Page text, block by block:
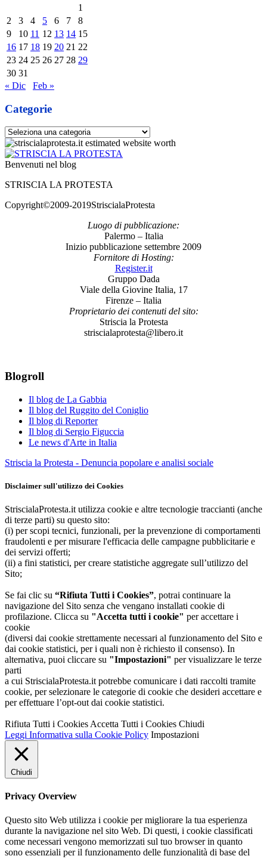
1
2
3 4 5 6 7
8
9
10 11 12 13 14 15
16 17 18 19 20 21 22
23 24 25 26 27 28 29
30 31
« Dic
Feb »
Categorie
Categorie
Benvenuti nel blog
STRISCIA LA PROTESTA
Copyright©2009-2019StriscialaProtesta
Luogo di pubblicazione:
Palermo – Italia
Inizio pubblicazione settembre 2009
Fornitore di Hosting:
Register.it
Gruppo Dada
Viale della Giovine Italia, 17
Firenze – Italia
Proprietario dei contenuti del sito:
Striscia la Protesta
striscialaprotesta@libero.it
Blogroll
Il blog de La Gabbia
Il blog del Ruggito del Coniglio
Il blog di Reporter
Il blog di Sergio Figuccia
Le news d'Arte in Italia
Striscia la Protesta - Denuncia popolare e analisi sociale
Disclaimer sull'utilizzo dei Cookies
StriscialaProtesta.it utilizza cookie e altre tecnologie traccianti (anche
di terze parti) su questo sito:
(i) per scopi tecnici, funzionali, per la prevenzione di comportamenti
fraudolenti e per misurare l'efficacia delle campagne pubblicitarie e
dei servizi offerti;
(ii) a fini statistici, per creare statistiche aggregate sull’utilizzo del
Sito;
Se fai clic su “Rifiuta Tutti i Cookies”, potrai continuare la
navigazione del Sito senza che vengano installati cookie di
profilazione. Clicca su "Accetta tutti i cookie" per accettare i
cookie
(diversi dai cookie strettamente necessari al funzionamento del Sito e
dai cookie statistici, per i quali non è richiesto il consenso). In
alternativa, puoi cliccare su "Impostazioni" per visualizzare le terze
parti
a cui StriscialaProtesta.it potrebbe comunicare i dati raccolti tramite
cookie, per selezionare le categorie di cookie che desideri accettare e
per effettuare l’opt-out dai cookie statistici.
Rifiuta Tutti i Cookies Accetta Tutti i Cookies Chiudi
Leggi Informativa sulla Cookie Policy Impostazioni
Chiudi
Privacy Overview
Questo sito Web utilizza i cookie per migliorare la tua esperienza
durante la navigazione nel sito Web. Di questi, i cookie classificati
come necessari vengono memorizzati sul tuo browser in quanto
sono essenziali per il funzionamento delle funzionalità di base del